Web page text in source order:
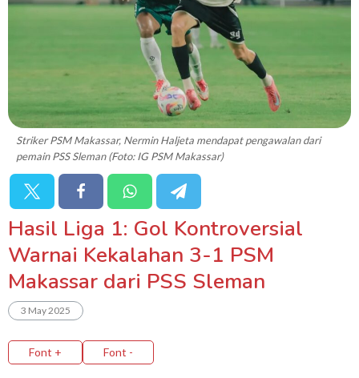
Striker PSM Makassar, Nermin Haljeta mendapat pengawalan dari
pemain PSS Sleman (Foto: IG PSM Makassar)
Hasil Liga 1: Gol Kontroversial
Warnai Kekalahan 3-1 PSM
Makassar dari PSS Sleman
3 May 2025
Font + Font -